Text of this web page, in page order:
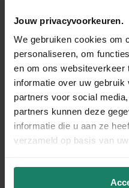
Jouw privacyvoorkeuren.
We gebruiken cookies om
personaliseren, om
en om ons websiteverkeer
informatie over uw
partners voor social
partners kunnen deze
informatie die u aan ze
verzameld op basis van